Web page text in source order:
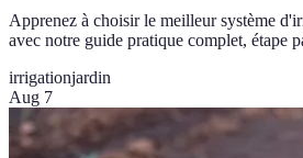
Apprenez à choisir le meilleur système
avec notre guide pratique complet, étape
irrigationjardin
Aug 7